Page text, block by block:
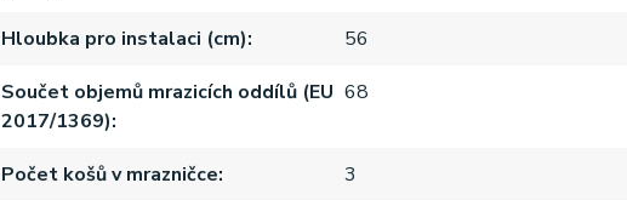
Hloubka pro instalaci (cm)
56
Součet objemů mrazicích oddílů (EU
2017/1369)
68
Počet košů v mrazničce
3